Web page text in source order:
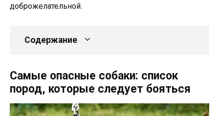
доброжелательной.
Содержание
Самые опасные собаки: список
пород, которые следует бояться